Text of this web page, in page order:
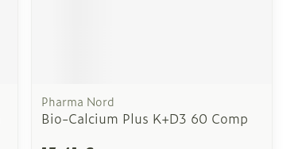
Pharma Nord
Bio-Calcium Plus K+D3 60 Comp